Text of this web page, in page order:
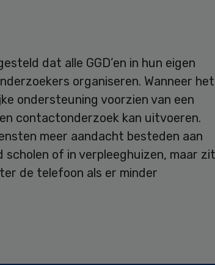
dat alle GGD’en in hun eigen
organiseren. Wanneer het
ondersteuning voorzien van een
contactonderzoek kan uitvoeren.
meer aandacht besteden aan
of in verpleeghuizen, maar zit
de telefoon als er minder